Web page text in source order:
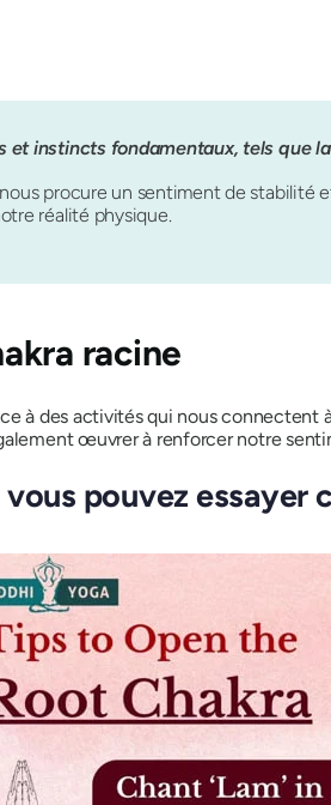
et instincts fondamentaux, tels que
procure un sentiment de stabilité
réalité physique.
racine
à des activités qui nous connectent
œuvrer à renforcer notre
pouvez